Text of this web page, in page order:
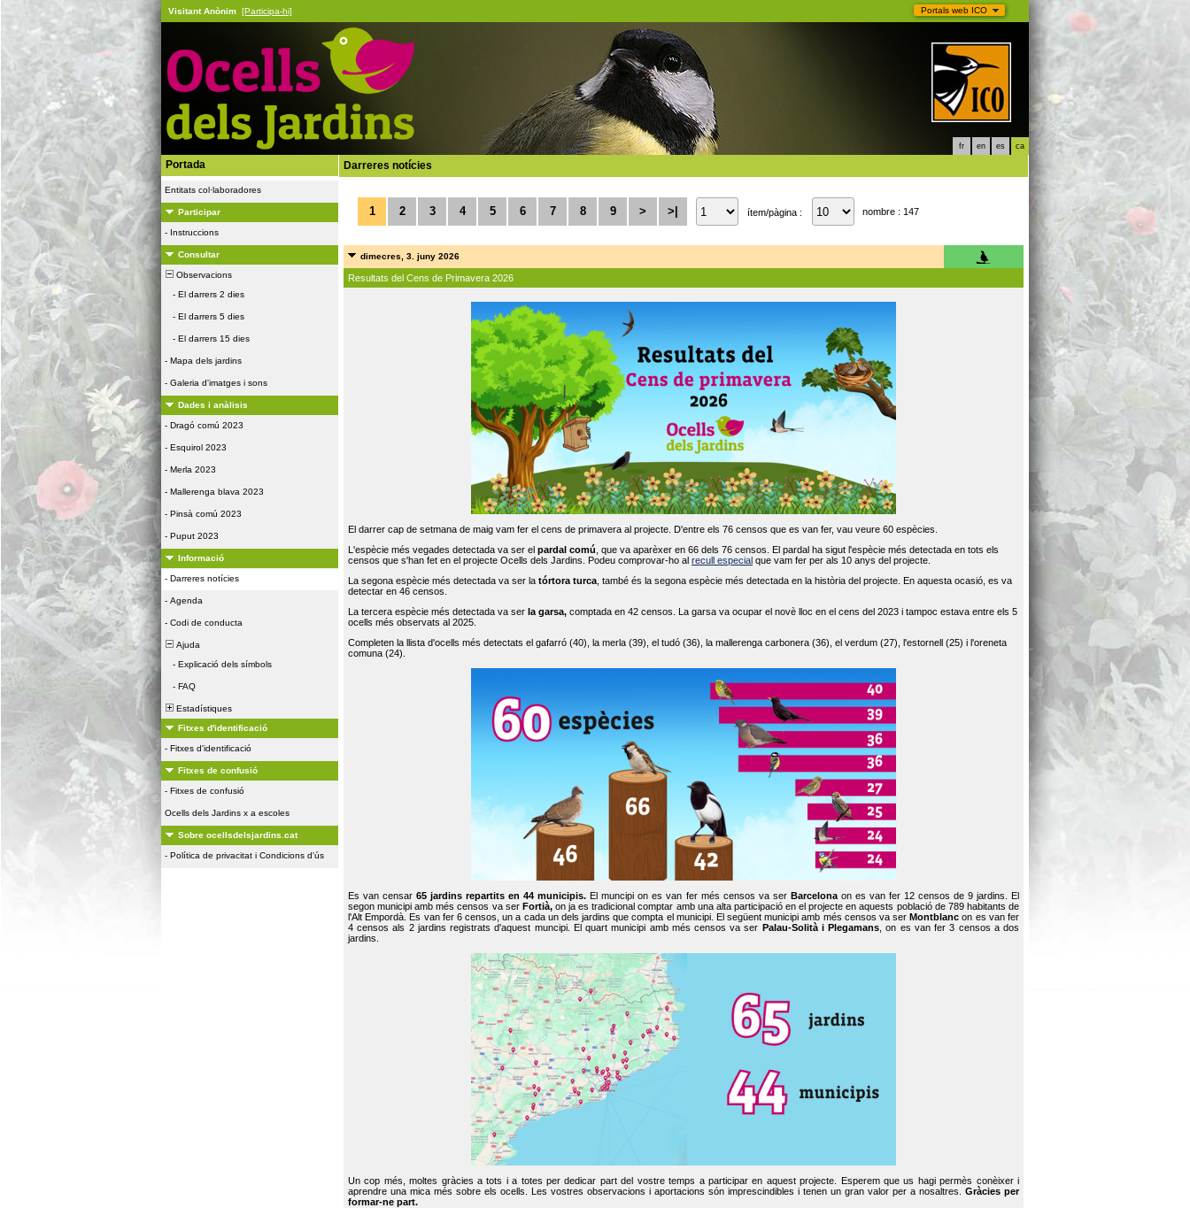
Portals web ICO
Visitant Anònim [Participa-hi]
fr en es ca
Portada
Entitats col·laboradores
Participar
- Instruccions
Consultar
Observacions
- El darrers 2 dies
- El darrers 5 dies
- El darrers 15 dies
- Mapa dels jardins
- Galeria d'imatges i sons
Dades i anàlisis
- Dragó comú 2023
- Esquirol 2023
- Merla 2023
- Mallerenga blava 2023
- Pinsà comú 2023
- Puput 2023
Informació
- Darreres notícies
- Agenda
- Codi de conducta
Ajuda
- Explicació dels símbols
- FAQ
Estadístiques
Fitxes d'identificació
- Fitxes d'identificació
Fitxes de confusió
- Fitxes de confusió
Ocells dels Jardins x a escoles
Sobre ocellsdelsjardins.cat
- Política de privacitat i Condicions d'ús
Darreres notícies
1 2 3 4 5 6 7 8 9 > >| ítem/pàgina : nombre : 147
dimecres, 3. juny 2026
Resultats del Cens de Primavera 2026
El darrer cap de setmana de maig vam fer el cens de primavera al projecte. D'entre els 76 censos que es van fer, vau veure 60 espècies.
L'espècie més vegades detectada va ser el pardal comú , que va aparèxer en 66 dels 76 censos. El pardal ha sigut l'espècie més detectada en tots els
censos que s'han fet en el projecte Ocells dels Jardins. Podeu comprovar-ho al recull especial que vam fer per als 10 anys del projecte.
La segona espècie més detectada va ser la tórtora turca , també és la segona espècie més detectada en la història del projecte. En aquesta ocasió, es va
detectar en 46 censos.
La tercera espècie més detectada va ser la garsa, comptada en 42 censos. La garsa va ocupar el novè lloc en el cens del 2023 i tampoc estava entre els 5
ocells més observats al 2025.
Completen la llista d'ocells més detectats el gafarró (40), la merla (39), el tudó (36), la mallerenga carbonera (36), el verdum (27), l'estornell (25) i l'oreneta
comuna (24).
Es van censar65 jardins repartits en 44 municipis. El muncipi on es van fer més censos va ser Barcelonaon es van fer 12 censos de 9 jardins. El
segon municipi amb més censos va ser Fortià, on ja es tradicional comptar amb una alta participació en el projecte en aquests població de 789 habitants de
l'Alt Empordà. Es van fer 6 censos, un a cada un dels jardins que compta el municipi. El següent municipi amb més censos va serMontblanc on es van fer
4 censos als 2 jardins registrats d'aquest muncipi. El quart municipi amb més censos va ser Palau-Solità i Plegamans , on es van fer 3 censos a dos
jardins.
Un cop més, moltes gràcies a tots i a totes per dedicar part del vostre temps a participar en aquest projecte. Esperem que us hagi permès conèixer i
aprendre una mica més sobre els ocells. Les vostres observacions i aportacions són imprescindibles i tenen un gran valor per a nosaltres. Gràcies per
formar-ne part.